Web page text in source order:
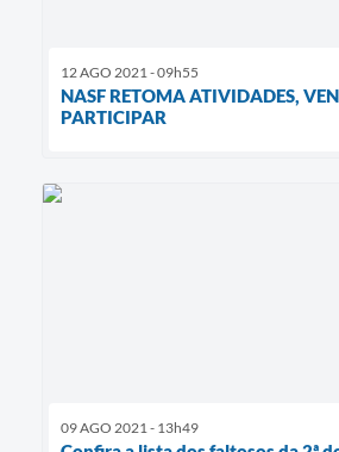
12 AGO 2021 - 09h55
NASF RETOMA ATIVIDADES,
PARTICIPAR
09 AGO 2021 - 13h49